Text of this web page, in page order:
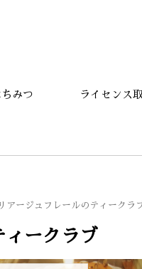
みつ ライセンス
アージュフレールのティークラ
ィークラブ